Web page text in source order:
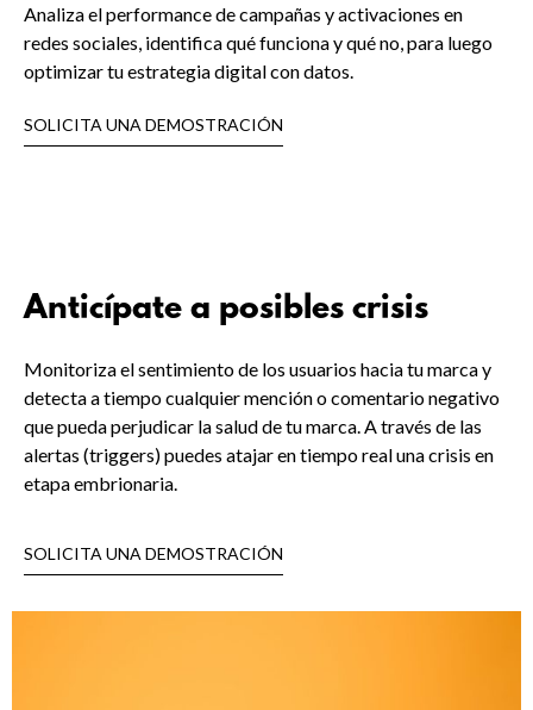
Analiza el performance de campañas y activaciones en
redes sociales, identifica qué funciona y qué no, para luego
optimizar tu estrategia digital con datos.
SOLICITA UNA DEMOSTRACIÓN
Anticípate a posibles crisis
Monitoriza el sentimiento de los usuarios hacia tu marca y
detecta a tiempo cualquier mención o comentario negativo
que pueda perjudicar la salud de tu marca. A través de las
alertas (triggers) puedes atajar en tiempo real una crisis en
etapa embrionaria.
SOLICITA UNA DEMOSTRACIÓN